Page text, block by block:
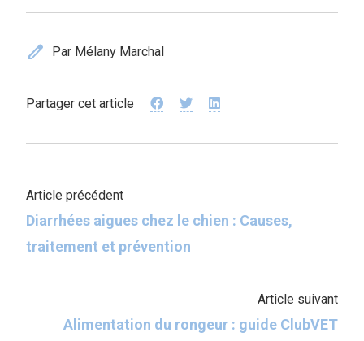
edit Par Mélany Marchal
Partager cet article
Article précédent
Diarrhées aigues chez le chien : Causes,
traitement et prévention
Article suivant
Alimentation du rongeur : guide ClubVET